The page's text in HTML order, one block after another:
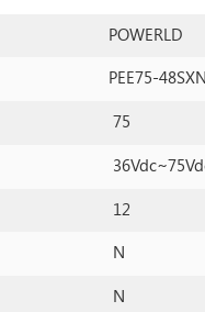
POWERLD
PEE75-
75
12
N
N